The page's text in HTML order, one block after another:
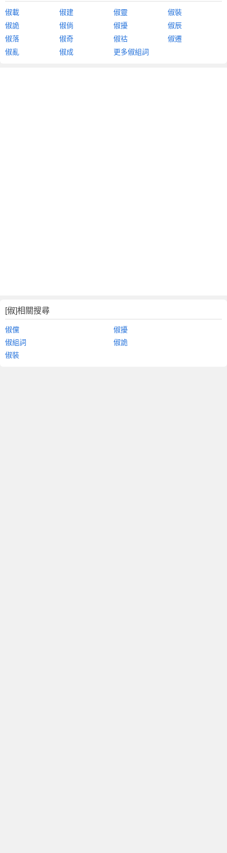
俶載 俶建 俶靈
俶裝
俶詭
俶倘 俶擾
俶辰
俶落
俶奇 俶祜
俶遷
俶亂
俶成 更多俶組詞
[俶]相關搜尋
俶儻
俶擾
俶組詞
俶詭
俶裝